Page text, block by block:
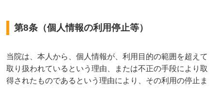
第8条（個人情報の利用停止等）
当院は、本人から、個人情報が、利用目的の範囲を超えて
取り扱われているという理由、または不正の手段により取
得されたものであるという理由により、その利用の停止ま